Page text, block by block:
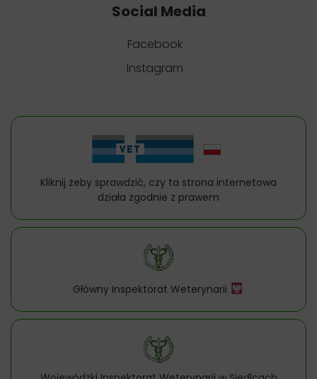
Social Media
Facebook
Instagram
Kliknij żeby sprawdzić, czy ta strona internetowa
działa zgodnie z prawem
Główny Inspektorat Weterynarii